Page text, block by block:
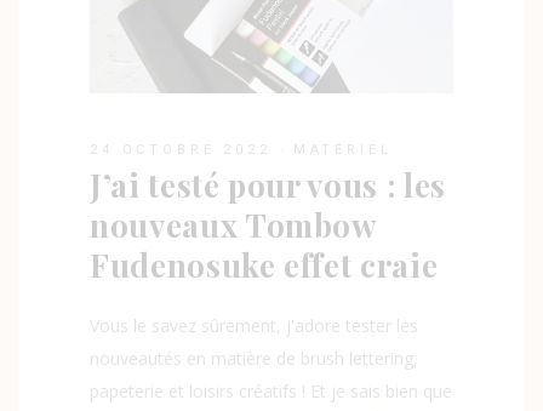
24 OCTOBRE 2022 MATÉRIEL
J’ai testé pour vous : les
nouveaux Tombow
Fudenosuke effet craie
Vous le savez sûrement, j'adore tester les
nouveautés en matière de brush lettering,
papeterie et loisirs créatifs ! Et je sais bien que